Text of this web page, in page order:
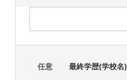
任意 最終学歴(学校名)